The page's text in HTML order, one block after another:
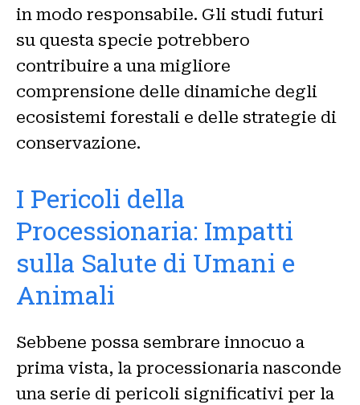
in modo responsabile. Gli studi futuri
su questa specie potrebbero
contribuire a una migliore
comprensione delle dinamiche degli
ecosistemi forestali e delle strategie di
conservazione.
I Pericoli della
Processionaria: Impatti
sulla Salute di Umani e
Animali
Sebbene possa sembrare innocuo a
prima vista, la processionaria nasconde
una serie di pericoli significativi per la